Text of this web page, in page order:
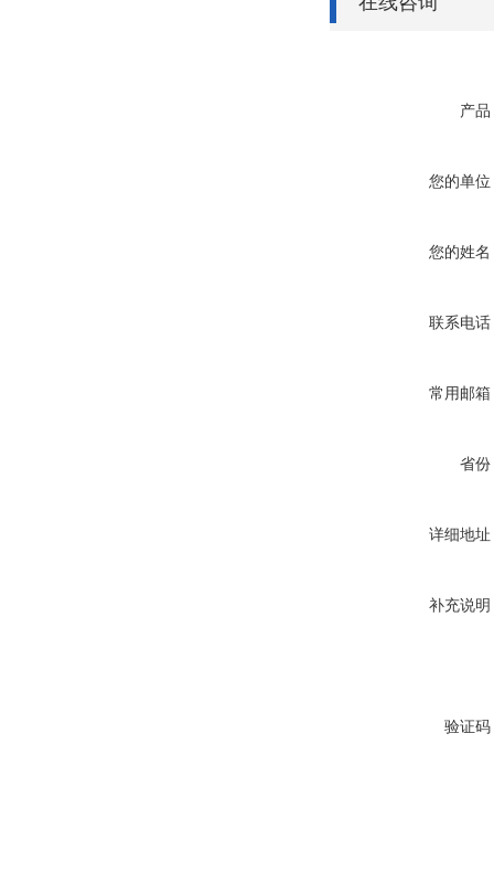
产品
您的单位
您的姓名
联系电话
常用邮箱
省份
详细地址
补充说明
验证码